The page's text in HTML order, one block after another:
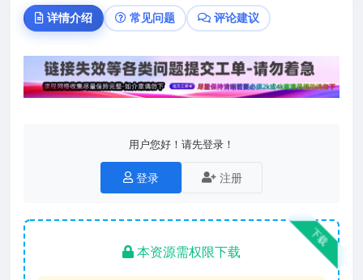
详情介绍 常见问题 评论建议
用户您好！请先登录！
登录 注册
下载
本资源需权限下载